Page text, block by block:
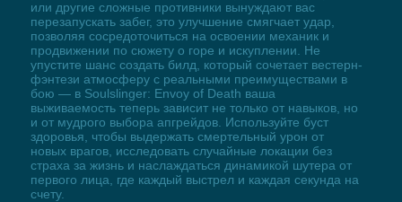
или другие сложные противники вынуждают вас
перезапускать забег, это улучшение смягчает удар,
позволяя сосредоточиться на освоении механик и
продвижении по сюжету о горе и искуплении. Не
упустите шанс создать билд, который сочетает вестерн-
фэнтези атмосферу с реальными преимуществами в
бою — в Soulslinger: Envoy of Death ваша
выживаемость теперь зависит не только от навыков, но
и от мудрого выбора апгрейдов. Используйте буст
здоровья, чтобы выдержать смертельный урон от
новых врагов, исследовать случайные локации без
страха за жизнь и наслаждаться динамикой шутера от
первого лица, где каждый выстрел и каждая секунда на
счету.